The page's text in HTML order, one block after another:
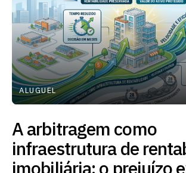
ALUGUEL
A arbitragem como
infraestrutura de
imobiliária: o prejuízo